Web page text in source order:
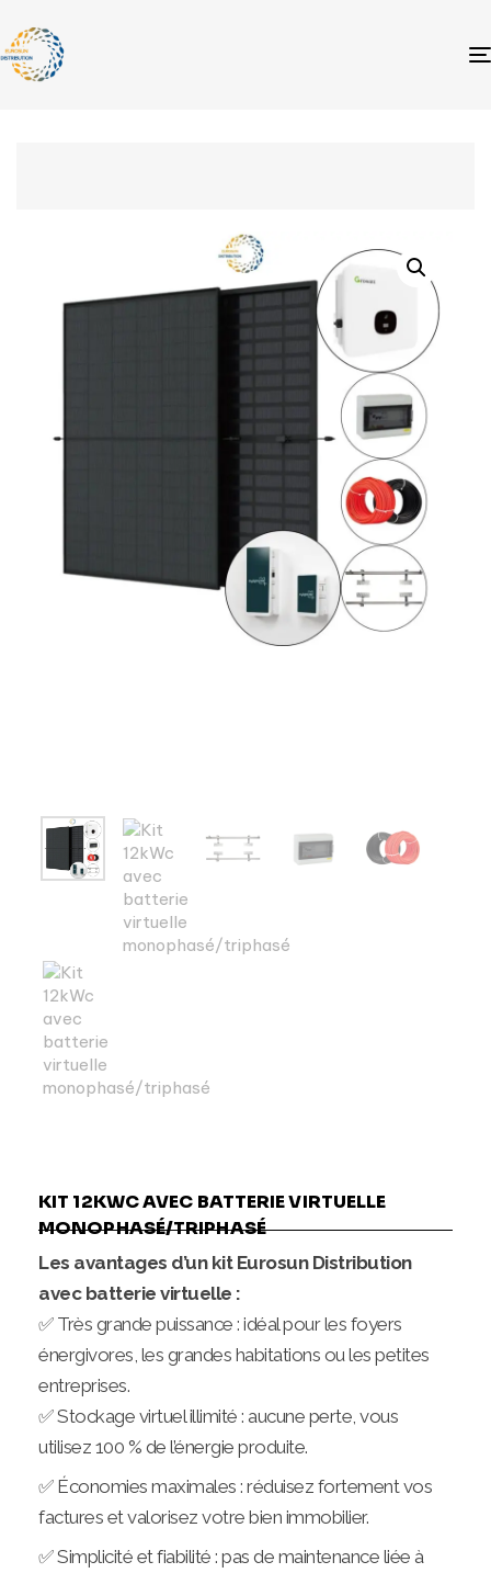
KIT 12KWC AVEC BATTERIE VIRTUELLE
MONOPHASÉ/TRIPHASÉ
Les avantages d’un kit Eurosun Distribution
avec batterie virtuelle :
✅ Très grande puissance : idéal pour les foyers
énergivores, les grandes habitations ou les petites
entreprises.
✅ Stockage virtuel illimité : aucune perte, vous
utilisez 100 % de l’énergie produite.
✅ Économies maximales : réduisez fortement vos
factures et valorisez votre bien immobilier.
✅ Simplicité et fiabilité : pas de maintenance liée à